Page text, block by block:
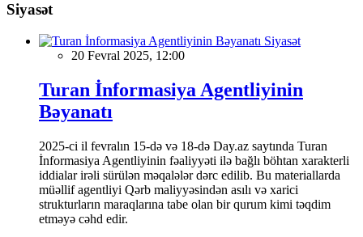
Siyasət
Siyasət
20 Fevral 2025, 12:00
Turan İnformasiya Agentliyinin
Bəyanatı
2025-ci il fevralın 15-də və 18-də Day.az saytında Turan
İnformasiya Agentliyinin fəaliyyəti ilə bağlı böhtan xarakterli
iddialar irəli sürülən məqalələr dərc edilib. Bu materiallarda
müəllif agentliyi Qərb maliyyəsindən asılı və xarici
strukturların maraqlarına tabe olan bir qurum kimi təqdim
etməyə cəhd edir.